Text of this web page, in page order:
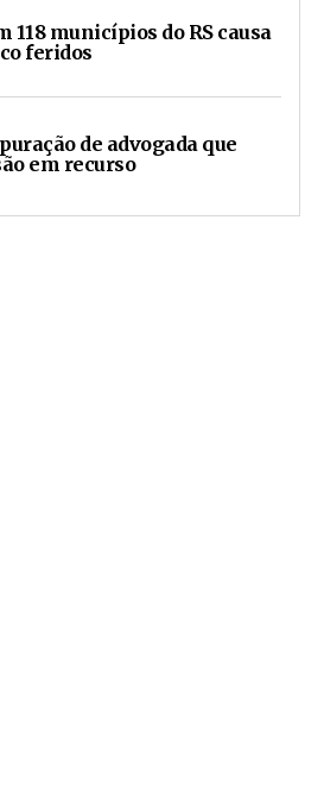
118 municípios do RS causa
feridos
de advogada que
em recurso